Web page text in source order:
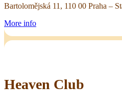
Bartolomějská 11, 110 00 Praha –
More info
Heaven Club